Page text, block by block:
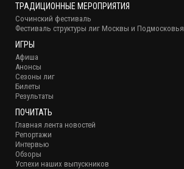
ТРАДИЦИОННЫЕ МЕРОПРИЯТИЯ
Сочинский фестиваль
Фестиваль структуры лиг Москвы и Подмосковья
ИГРЫ
Афиша
Анонсы
Сезоны лиг
Билеты
Результаты
ПОЧИТАТЬ
Главная лента новостей
Репортажи
Интервью
Обзоры
Успехи наших выпускников